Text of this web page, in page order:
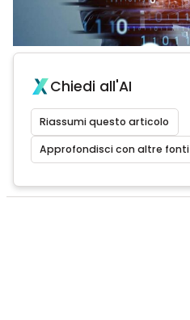
Chiedi all'AI
Riassumi questo articolo
Approfondisci con altre fonti